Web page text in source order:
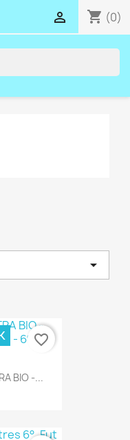
shopping_cart (0)


BIO -...
favorite_border